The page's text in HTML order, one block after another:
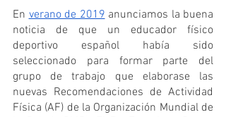
En verano de 2019 anunciamos la buena
noticia de que un educador físico
deportivo español había sido
seleccionado para formar parte del
grupo de trabajo que elaborase las
nuevas Recomendaciones de Actividad
Física (AF) de la Organización Mundial de